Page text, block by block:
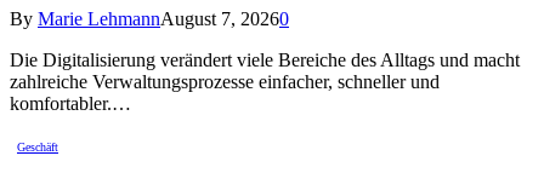
By Marie LehmannAugust 7, 20260
Die Digitalisierung verändert viele Bereiche des Alltags und macht
zahlreiche Verwaltungsprozesse einfacher, schneller und
komfortabler.…
Geschäft